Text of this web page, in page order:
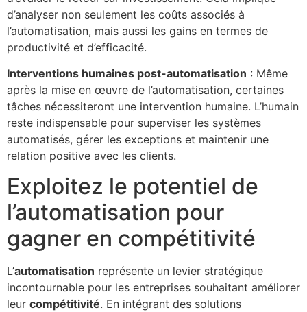
d’analyser non seulement les coûts associés à
l’automatisation, mais aussi les gains en termes de
productivité et d’efficacité.
Interventions humaines post-automatisation : Même
après la mise en œuvre de l’automatisation, certaines
tâches nécessiteront une intervention humaine. L’humain
reste indispensable pour superviser les systèmes
automatisés, gérer les exceptions et maintenir une
relation positive avec les clients.
Exploitez le potentiel de
l’automatisation pour
gagner en compétitivité
L’automatisation représente un levier stratégique
incontournable pour les entreprises souhaitant améliorer
leur compétitivité. En intégrant des solutions